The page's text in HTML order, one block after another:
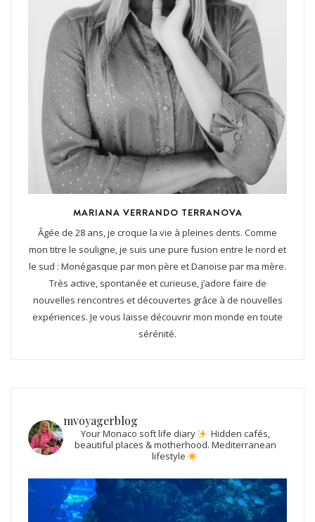
MARIANA VERRANDO TERRANOVA
Âgée de 28 ans, je croque la vie à pleines dents. Comme
mon titre le souligne, je suis une pure fusion entre le nord et
le sud : Monégasque par mon père et Danoise par ma mère.
Très active, spontanée et curieuse, j’adore faire de
nouvelles rencontres et découvertes grâce à de nouvelles
expériences. Je vous laisse découvrir mon monde en toute
sérénité.
mvoyagerblog
Your Monaco soft life diary
Hidden cafés,
beautiful places & motherhood. Mediterranean
lifestyle